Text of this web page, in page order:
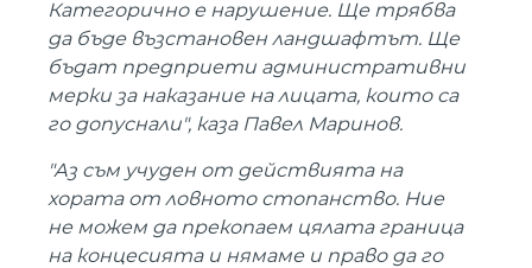
Категорично е нарушение. Ще трябва
да бъде възстановен ландшафтът. Ще
бъдат предприети административни
мерки за наказание на лицата, които са
го допуснали", каза Павел Маринов.
"Аз съм учуден от действията на
хората от ловното стопанство. Ние
не можем да прекопаем цялата граница
на концесията и нямаме и право да го